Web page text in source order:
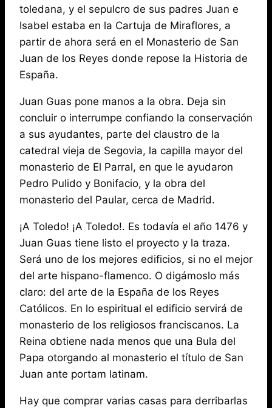
toledana, y el sepulcro de sus padres Juan e
Isabel estaba en la Cartuja de Miraflores, a
partir de ahora será en el Monasterio de San
Juan de los Reyes donde repose la Historia de
España.
Juan Guas pone manos a la obra. Deja sin
concluir o interrumpe confiando la conservación
a sus ayudantes, parte del claustro de la
catedral vieja de Segovia, la capilla mayor del
monasterio de El Parral, en que le ayudaron
Pedro Pulido y Bonifacio, y la obra del
monasterio del Paular, cerca de Madrid.
¡A Toledo! ¡A Toledo!. Es todavía el año 1476 y
Juan Guas tiene listo el proyecto y la traza.
Será uno de los mejores edificios, si no el mejor
del arte hispano-flamenco. O digámoslo más
claro: del arte de la España de los Reyes
Católicos. En lo espiritual el edificio servirá de
monasterio de los religiosos franciscanos. La
Reina obtiene nada menos que una Bula del
Papa otorgando al monasterio el título de San
Juan ante portam latinam.
Hay que comprar varias casas para derribarlas